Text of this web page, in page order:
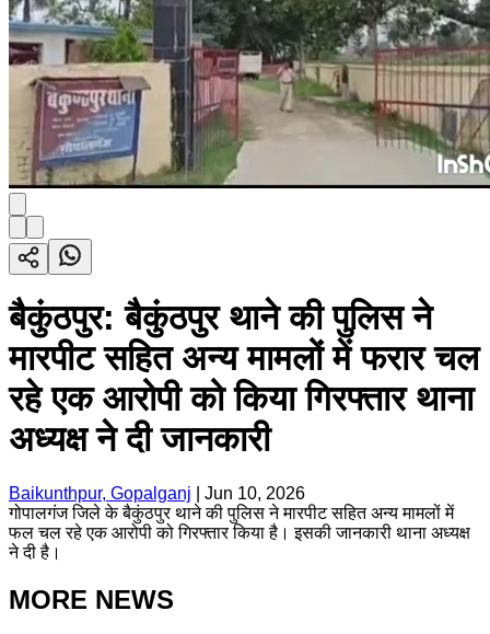
बैकुंठपुर: बैकुंठपुर थाने की पुलिस ने
मारपीट सहित अन्य मामलों में फरार चल
रहे एक आरोपी को किया गिरफ्तार थाना
अध्यक्ष ने दी जानकारी
Baikunthpur, Gopalganj
Jun 10, 2026
गोपालगंज जिले के बैकुंठपुर थाने की पुलिस ने मारपीट सहित अन्य मामलों में
फल चल रहे एक आरोपी को गिरफ्तार किया है। इसकी जानकारी थाना अध्यक्ष
ने दी है।
MORE NEWS